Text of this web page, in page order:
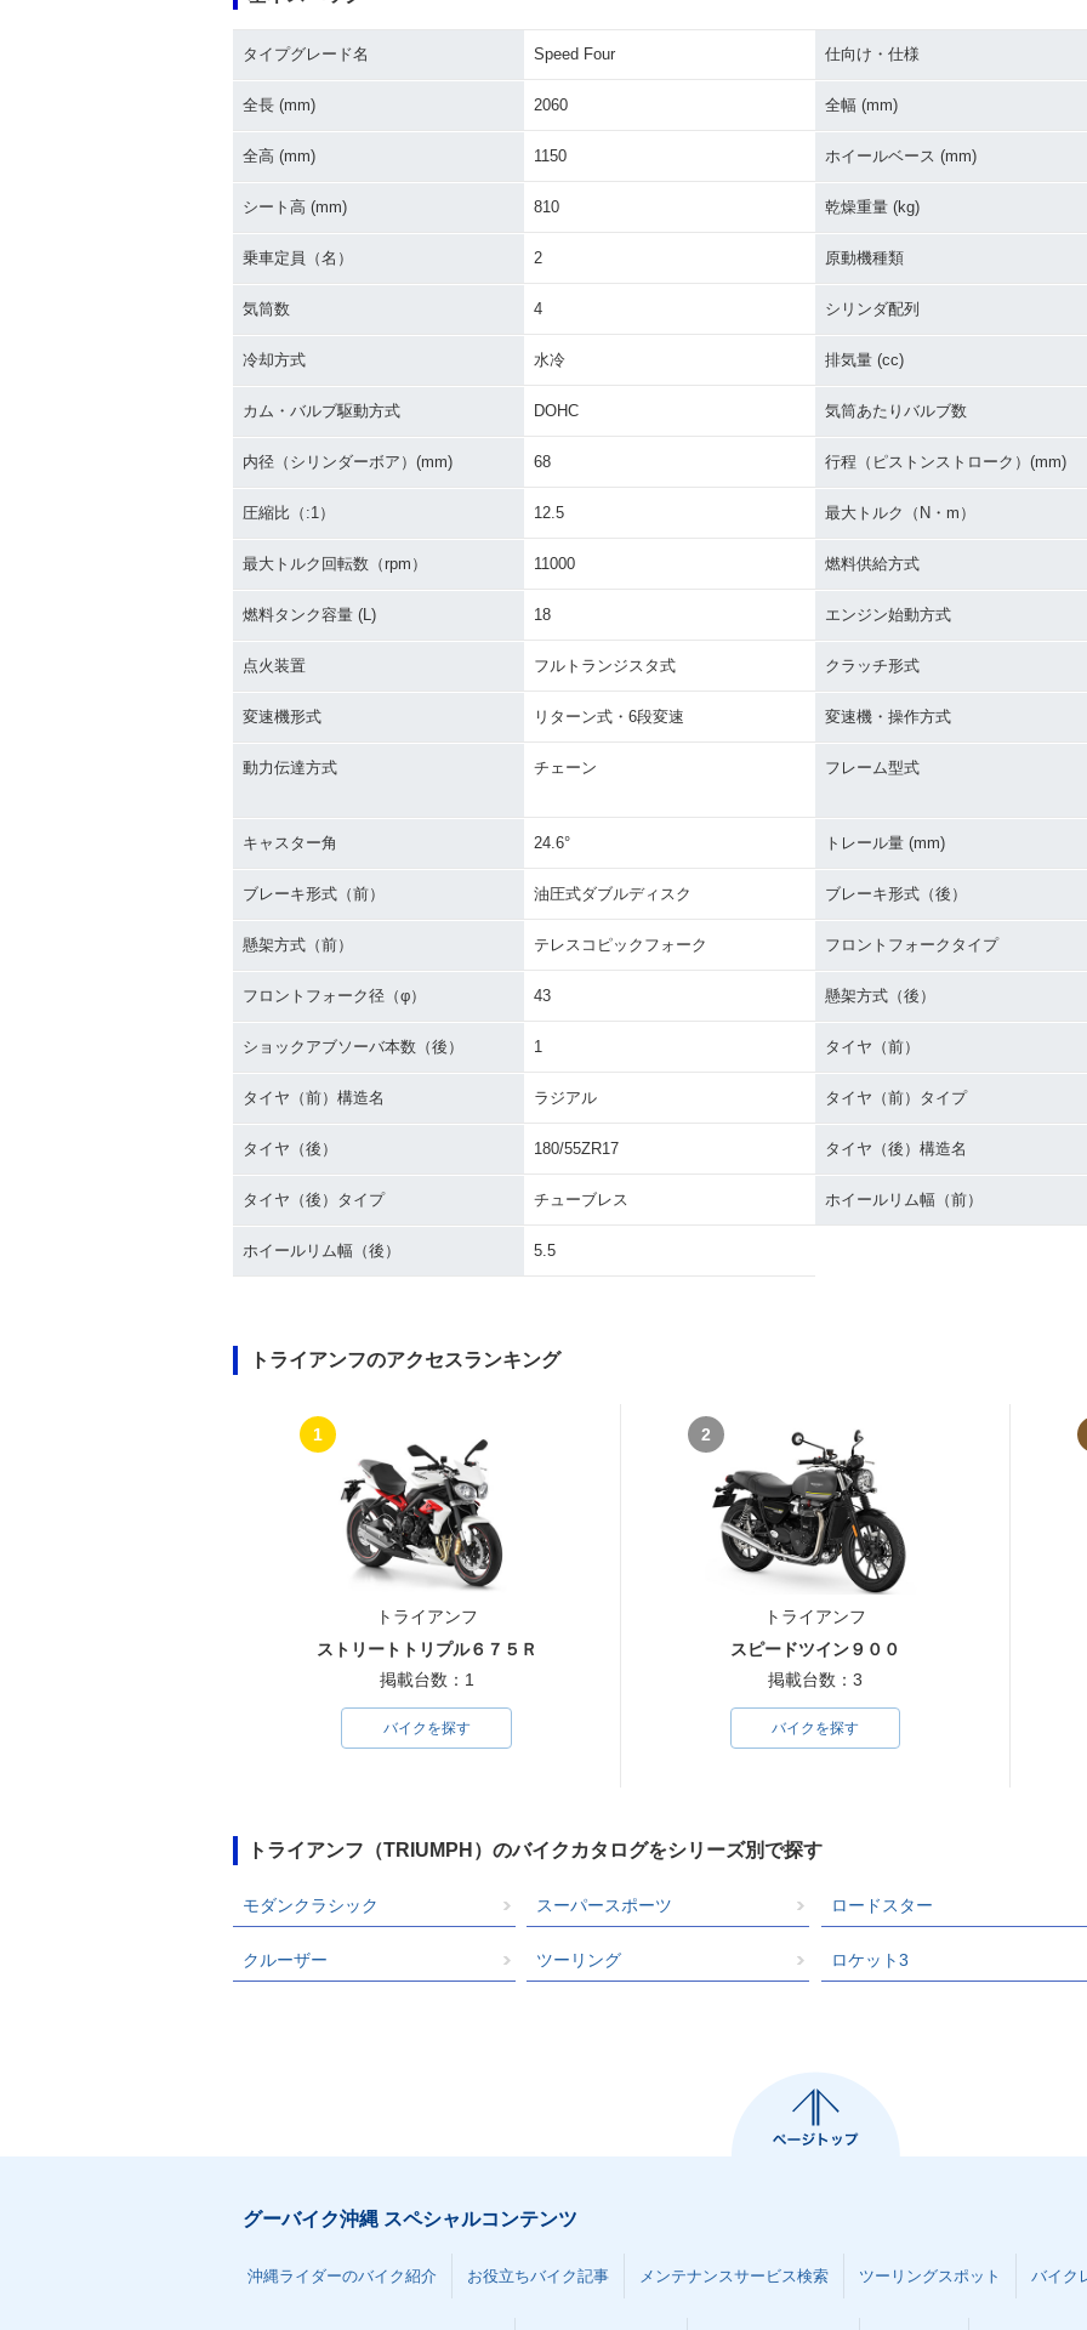
タイプグレード名 Speed Four 仕向け・仕様
全長 (mm) 2060 全幅 (mm)
全高 (mm) 1150 ホイールベース (mm)
シート高 (mm) 810 乾燥重量 (kg)
乗車定員（名） 2 原動機種類
気筒数 4 シリンダ配列
冷却方式 水冷 排気量 (cc)
カム・バルブ駆動方式 DOHC 気筒あたりバルブ数
内径（シリンダーボア）(mm) 68 行程（ピストンストローク）(mm)
圧縮比（:1） 12.5 最大トルク（N・m）
最大トルク回転数（rpm） 11000 燃料供給方式
燃料タンク容量 (L) 18 エンジン始動方式
点火装置 フルトランジスタ式 クラッチ形式
変速機形式 リターン式・6段変速 変速機・操作方式
動力伝達方式 チェーン フレーム型式
キャスター角 24.6° トレール量 (mm)
ブレーキ形式（前） 油圧式ダブルディスク ブレーキ形式（後）
懸架方式（前） テレスコピックフォーク フロントフォークタイプ
フロントフォーク径（φ） 43 懸架方式（後）
ショックアブソーバ本数（後） 1 タイヤ（前）
タイヤ（前）構造名 ラジアル タイヤ（前）タイプ
タイヤ（後） 180/55ZR17 タイヤ（後）構造名
タイヤ（後）タイプ チューブレス ホイールリム幅（前）
ホイールリム幅（後） 5.5
トライアンフのアクセスランキング
1
トライアンフ
ストリートトリプル６７５Ｒ
掲載台数：1
バイクを探す
2
トライアンフ
スピードツイン９００
掲載台数：3
バイクを探す
トライアンフ（TRIUMPH）のバイクカタログをシリーズ別で探す
モダンクラシック スーパースポーツ ロードスター
クルーザー ツーリング ロケット3
グーバイク沖縄 スペシャルコンテンツ
沖縄ライダーのバイク紹介 お役立ちバイク記事 メンテナンスサービス検索 ツーリングスポット バイク